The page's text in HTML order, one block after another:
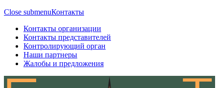
Close submenuКонтакты
Контакты организации
Контакты представителей
Контролирующий орган
Наши партнеры
Жалобы и предложения